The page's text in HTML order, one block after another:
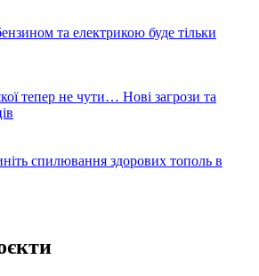
та електрикою буде тільки
тепер не чути… Нові загрози та
спилювання здорових тополь в